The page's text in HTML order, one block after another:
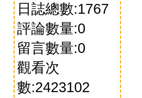
日誌總數:1767
評論數量:0
留言數量:0
觀看次
數:2423102